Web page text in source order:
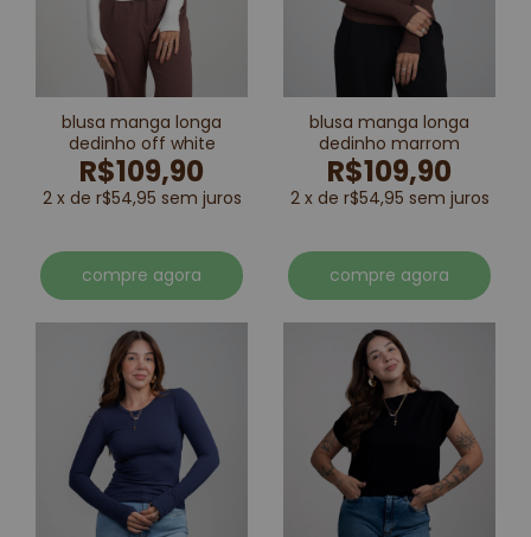
blusa manga longa
dedinho off white
R$109,90
2 x de r$54,95 sem juros
compre agora
blusa manga longa
dedinho marrom
R$109,90
2 x de r$54,95 sem juros
compre agora